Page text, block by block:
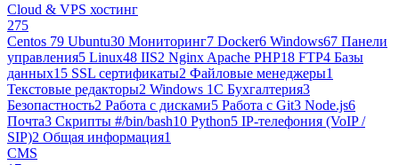
Cloud & VPS хостинг
275
Centos 79 Ubuntu30 Мониторинг7 Docker6 Windows67 Панели
управления5 Linux48 IIS2 Nginx Apache PHP18 FTP4 Базы
данных15 SSL сертификаты2 Файловые менеджеры1
Текстовые редакторы2 Windows 1С Бухгалтерия3
Безопастность2 Работа с дисками5 Работа с Git3 Node.js6
Почта3 Cкрипты #/bin/bash10 Python5 IP-телефония (VoIP /
SIP)2 Общая информация1
CMS